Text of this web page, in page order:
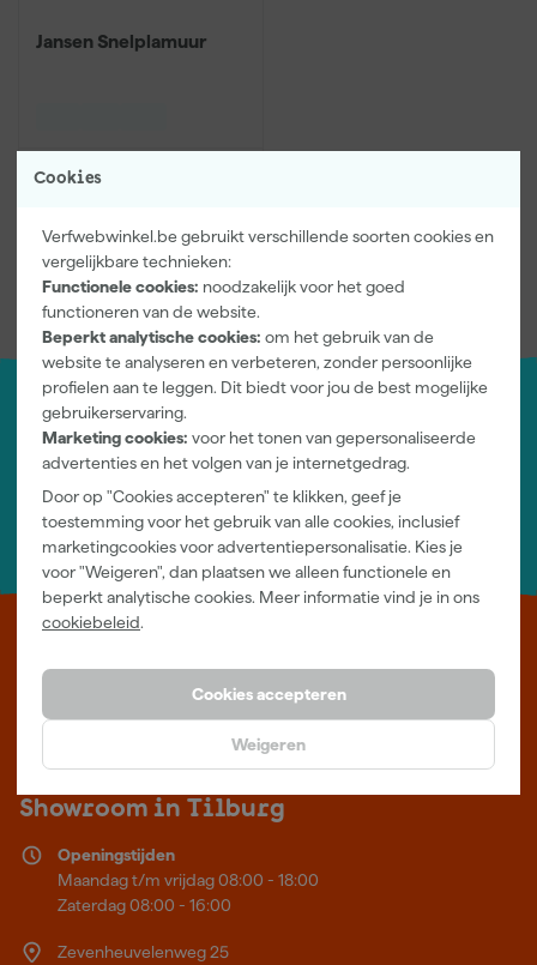
Cookies
Verfwebwinkel.be gebruikt verschillende soorten cookies en
vergelijkbare technieken:
Functionele cookies: noodzakelijk voor het goed
functioneren van de website.
Beperkt analytische cookies: om het gebruik van de
website te analyseren en verbeteren, zonder persoonlijke
profielen aan te leggen. Dit biedt voor jou de best mogelijke
gebruikerservaring.
Marketing cookies: voor het tonen van gepersonaliseerde
advertenties en het volgen van je internetgedrag.
Door op "Cookies accepteren" te klikken, geef je
toestemming voor het gebruik van alle cookies, inclusief
marketingcookies voor advertentiepersonalisatie. Kies je
voor "Weigeren", dan plaatsen we alleen functionele en
beperkt analytische cookies. Meer informatie vind je in ons
cookiebeleid.
Cookies accepteren
Weigeren
Jansen Snelplamuur
incl. BTW
Vergelijk
Jouw account
Log-in en beheer je bestellingen en gegevens
Nieuwsbrief
Inschrijven wekelijkse nieuwsbrief
Wij helpen je graag
Neem contact op met één van onze specialisten.
Verf kopen doe je bij Verfwebwinkel.be, dé online verfwinkel van
België. Voordelige verf van topkwaliteit en gratis deskundig advies,
Showroom in Tilburg
Openingstijden
Maandag t/m vrijdag 08:00 - 18:00
Zaterdag 08:00 - 16:00
Zevenheuvelenweg 25